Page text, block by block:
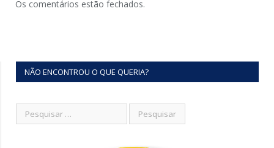
Os comentários estão fechados.
NÃO ENCONTROU O QUE QUERIA?